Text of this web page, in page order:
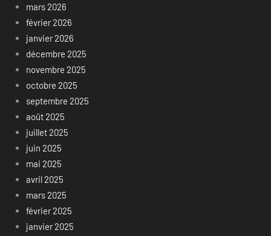
mars 2026
février 2026
janvier 2026
décembre 2025
novembre 2025
octobre 2025
septembre 2025
août 2025
juillet 2025
juin 2025
mai 2025
avril 2025
mars 2025
février 2025
janvier 2025